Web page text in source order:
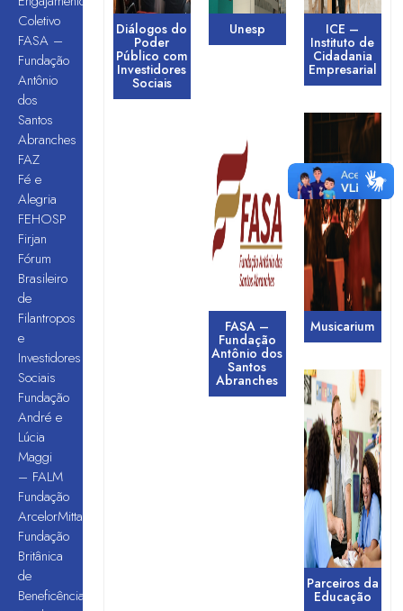
Coletivo
FASA –
Fundação
Antônio
dos
Santos
Abranches
FAZ
Fé e
Alegria
FEHOSP
Firjan
Fórum
Brasileiro
de
Filantropos
e
Investidores
Sociais
Fundação
André e
Lúcia
Maggi
– FALM
Fundação
ArcelorMittal
Fundação
Britânica
de
Beneficência
Diálogos do
Poder
Público com
Investidores
Sociais
Unesp ICE –
Instituto de
Cidadania
Empresarial
FASA –
Fundação
Antônio dos
Santos
Abranches
Musicarium
Parceiros da
Educação